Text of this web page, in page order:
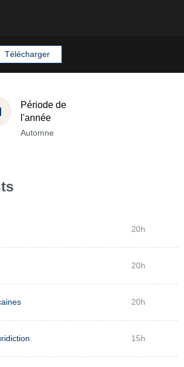
Télécharger
Période de
l'année
Automne
20h
20h
20h
15h